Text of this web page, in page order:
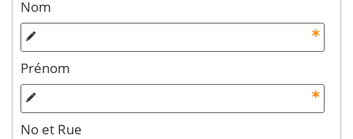
Nom
Prénom
No et Rue